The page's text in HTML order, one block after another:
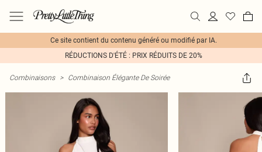
Ce site contient du contenu généré ou modifié par IA.
RÉDUCTIONS D'ÉTÉ : PRIX RÉDUITS DE 20%
Combinaisons > Combinaison Élégante De Soirée